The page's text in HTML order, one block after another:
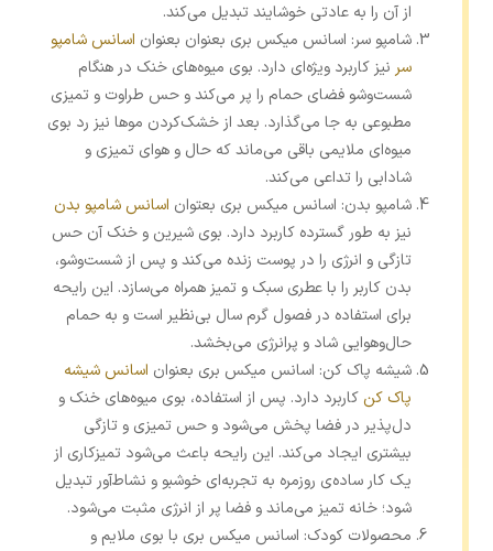
از آن را به عادتی خوشایند تبدیل می‌کند.
شامپو سر: اسانس میکس بری بعنوان بعنوان اسانس شامپو
سر نیز کاربرد ویژه‌ای دارد. بوی میوه‌های خنک در هنگام
شست‌وشو فضای حمام را پر می‌کند و حس طراوت و تمیزی
مطبوعی به جا می‌گذارد. بعد از خشک‌کردن موها نیز رد بوی
میوه‌ای ملایمی باقی می‌ماند که حال و هوای تمیزی و
شادابی را تداعی می‌کند.
شامپو بدن: اسانس میکس بری بعتوان اسانس شامپو بدن
نیز به طور گسترده کاربرد دارد. بوی شیرین و خنک آن حس
تازگی و انرژی را در پوست زنده می‌کند و پس از شست‌وشو،
بدن کاربر را با عطری سبک و تمیز همراه می‌سازد. این رایحه
برای استفاده در فصول گرم سال بی‌نظیر است و به حمام
حال‌وهوایی شاد و پرانرژی می‌بخشد.
شیشه پاک کن: اسانس میکس بری بعنوان اسانس شیشه
پاک کن کاربرد دارد. پس از استفاده، بوی میوه‌های خنک و
دل‌پذیر در فضا پخش می‌شود و حس تمیزی و تازگی
بیشتری ایجاد می‌کند. این رایحه باعث می‌شود تمیزکاری از
یک کار ساده‌ی روزمره به تجربه‌ای خوشبو و نشاط‌آور تبدیل
شود؛ خانه تمیز می‌ماند و فضا پر از انرژی مثبت می‌شود.
محصولات کودک: اسانس میکس بری با بوی ملایم و